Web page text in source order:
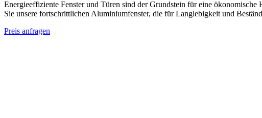
Energieeffiziente Fenster und Türen sind der Grundstein für eine
Sie unsere fortschrittlichen Aluminiumfenster, die für Langlebigkeit und
Preis anfragen